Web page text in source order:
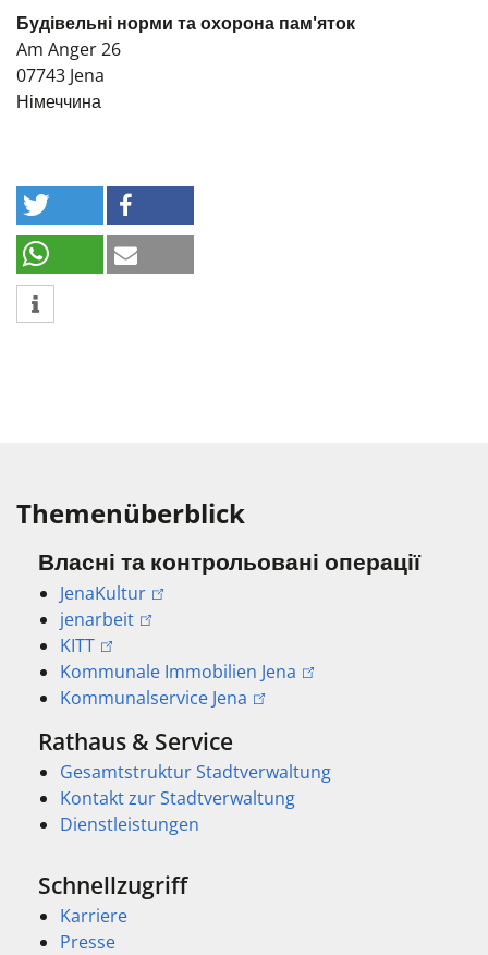
Будівельні норми та охорона пам'яток
Am Anger 26
07743 Jena
Німеччина
Themenüberblick
Власні та контрольовані операції
JenaKultur
jenarbeit
KITT
Kommunale Immobilien Jena
Kommunalservice Jena
Rathaus & Service
Gesamtstruktur Stadtverwaltung
Kontakt zur Stadtverwaltung
Dienstleistungen
Schnellzugriff
Karriere
Presse